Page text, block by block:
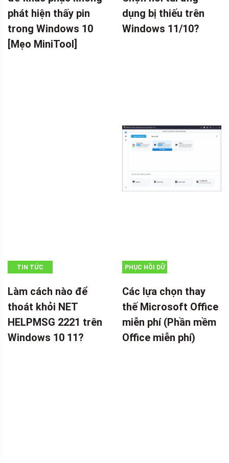
phát hiện thấy pin
trong Windows 10
[Mẹo MiniTool]
dụng bị thiếu trên
Windows 11/10?
TIN TỨC
Làm cách nào để
thoát khỏi NET
HELPMSG 2221 trên
Windows 10 11?
PHỤC HỒI DỮ
Các lựa chọn thay
thế Microsoft Office
miễn phí (Phần mềm
Office miễn phí)